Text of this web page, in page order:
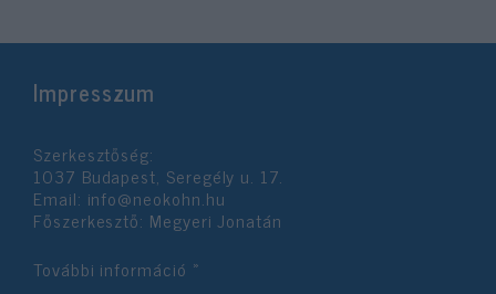
Impresszum
Szerkesztőség:
1037 Budapest, Seregély u. 17.
Email: info@neokohn.hu
Főszerkesztő: Megyeri Jonatán
További információ »